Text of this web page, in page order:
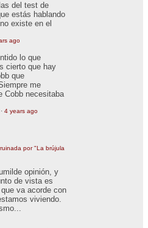
del test de
estás hablando
existe en el
ago
lo que
cierto que hay
que
me
Cobb necesitaba
· 4 years ago
por "La brújula
opinión, y
de vista es
va acorde con
viviendo.